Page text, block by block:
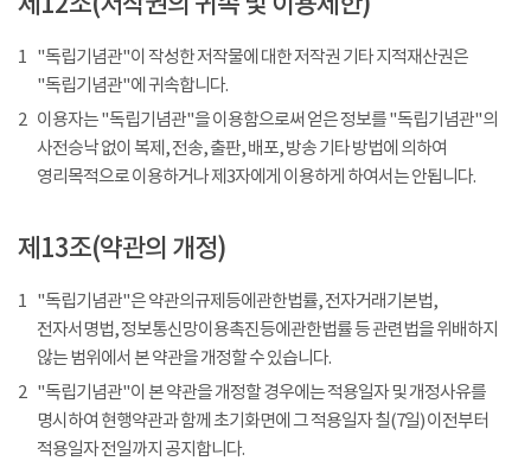
1 "독립기념관"이 작성한 저작물에 대한 저작권 기타 지적재산권은
"독립기념관"에 귀속합니다.
2 이용자는 "독립기념관"을 이용함으로써 얻은 정보를 "독립기념관"의
사전승낙 없이 복제, 전송, 출판, 배포, 방송 기타 방법에 의하여
영리목적으로 이용하거나 제3자에게 이용하게 하여서는 안됩니다.
제13조(약관의 개정)
1 "독립기념관"은 약관의규제등에관한법률, 전자거래기본법,
전자서명법, 정보통신망이용촉진등에관한법률 등 관련법을 위배하지
않는 범위에서 본 약관을 개정할 수 있습니다.
2 "독립기념관"이 본 약관을 개정할 경우에는 적용일자 및 개정사유를
명시하여 현행약관과 함께 초기화면에 그 적용일자 칠(7일) 이전부터
적용일자 전일까지 공지합니다.